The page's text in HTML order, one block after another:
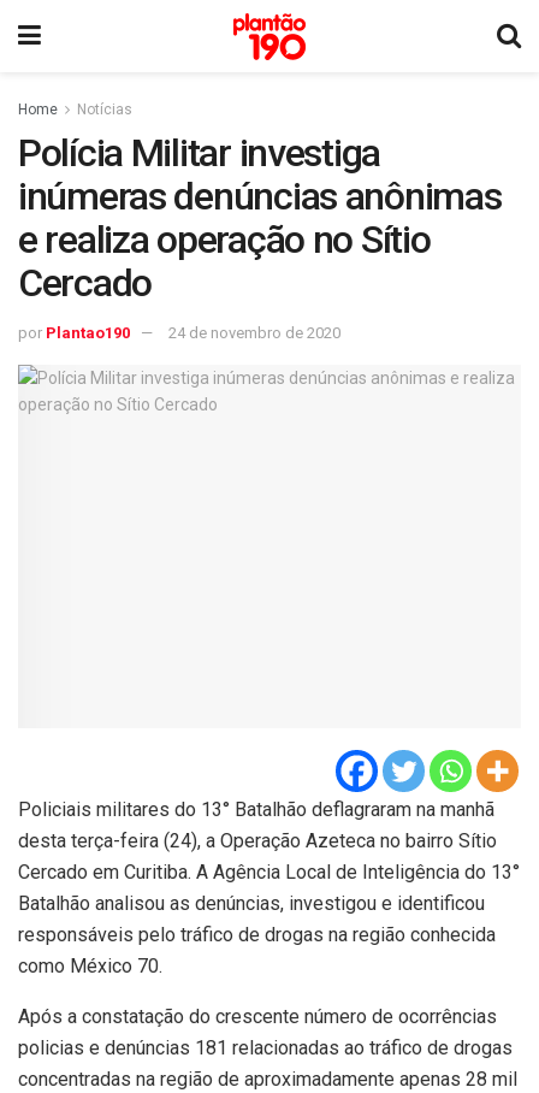
Home Notícias
Polícia Militar investiga
inúmeras denúncias anônimas
e realiza operação no Sítio
Cercado
por Plantao190 24 de novembro de 2020
Policiais militares do 13° Batalhão deflagraram na manhã
desta terça-feira (24), a Operação Azeteca no bairro Sítio
Cercado em Curitiba. A Agência Local de Inteligência do 13°
Batalhão analisou as denúncias, investigou e identificou
responsáveis pelo tráfico de drogas na região conhecida
como México 70.
Após a constatação do crescente número de ocorrências
policias e denúncias 181 relacionadas ao tráfico de drogas
concentradas na região de aproximadamente apenas 28 mil